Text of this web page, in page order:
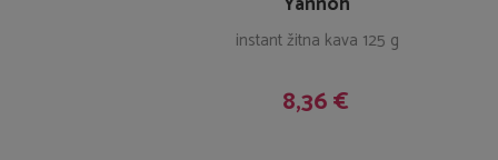
instant žitna kava 125 g